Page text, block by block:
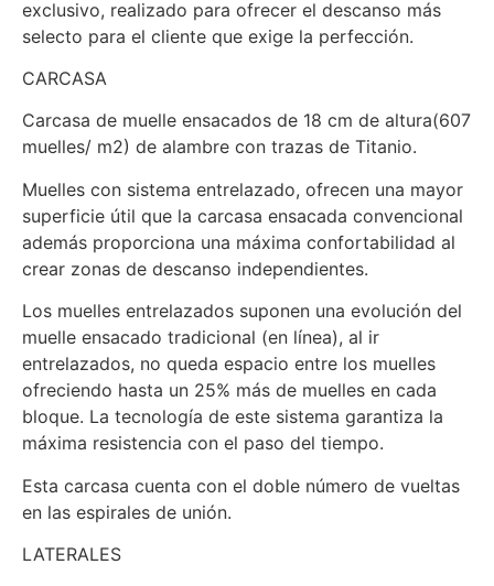
exclusivo, realizado para ofrecer el descanso más
selecto para el cliente que exige la perfección.
CARCASA
Carcasa de muelle ensacados de 18 cm de altura(607
muelles/ m2) de alambre con trazas de Titanio.
Muelles con sistema entrelazado, ofrecen una mayor
superficie útil que la carcasa ensacada convencional
además proporciona una máxima confortabilidad al
crear zonas de descanso independientes.
Los muelles entrelazados suponen una evolución del
muelle ensacado tradicional (en línea), al ir
entrelazados, no queda espacio entre los muelles
ofreciendo hasta un 25% más de muelles en cada
bloque. La tecnología de este sistema garantiza la
máxima resistencia con el paso del tiempo.
Esta carcasa cuenta con el doble número de vueltas
en las espirales de unión.
LATERALES